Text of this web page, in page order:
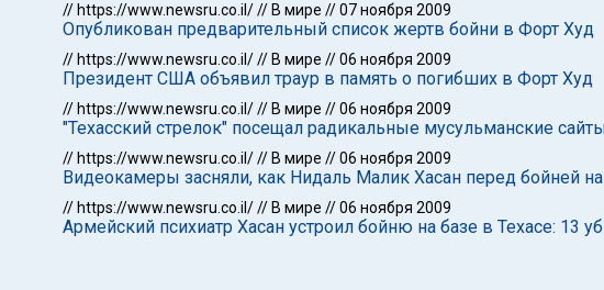
// https://www.newsru.co.il/// В мире //07 ноября 2009
Опубликован предварительный список жертв бойни в Форт Худ
// https://www.newsru.co.il/// В мире //06 ноября 2009
Президент США объявил траур в память о погибших в Форт Худ
// https://www.newsru.co.il/// В мире //06 ноября 2009
"Техасский стрелок" посещал радикальные мусульманские
// https://www.newsru.co.il/// В мире //06 ноября 2009
Видеокамеры засняли, как Нидаль Малик Хасан перед бойней
// https://www.newsru.co.il/// В мире //06 ноября 2009
Армейский психиатр Хасан устроил бойню на базе в Техасе: 13